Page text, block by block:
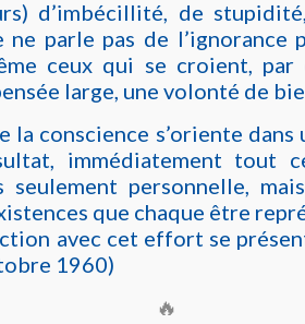
d’imbécillité, de
ne parle pas de l’ignorance
ceux qui se croient, par
large, une volonté de
la conscience s’oriente
immédiatement tout
seulement personnelle,
que chaque être
avec cet effort se
1960)
🔥